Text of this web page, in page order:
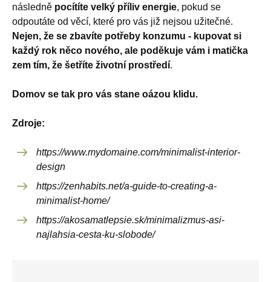
následně pocítíte velký příliv energie, pokud se
odpoutáte od věcí, které pro vás již nejsou užitečné.
Nejen, že se zbavíte potřeby konzumu - kupovat si
každý rok něco nového, ale poděkuje vám i matička
zem tím, že šetříte životní prostředí.
Domov se tak pro vás stane oázou klidu.
Zdroje:
https://www.mydomaine.com/minimalist-interior-
design
https://zenhabits.net/a-guide-to-creating-a-
minimalist-home/
https://akosamatlepsie.sk/minimalizmus-asi-
najlahsia-cesta-ku-slobode/